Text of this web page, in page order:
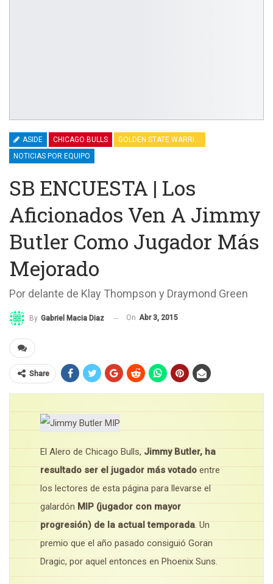
ASIDE CHICAGO BULLS
GOLDEN STATE WARRIORS
NOTICIAS POR EQUIPO
SB ENCUESTA | Los
Aficionados Ven A Jimmy
Butler Como Jugador Más
Mejorado
Por delante de Klay Thompson y Draymond Green
By Gabriel Macia Diaz On Abr 3, 2015
Share
El Alero de Chicago Bulls, Jimmy Butler, ha
resultado ser el jugador más votado entre
los lectores de esta página para llevarse el
galardón MIP (jugador con mayor
progresión) de la actual temporada. Un
premio que el año pasado consiguió Goran
Dragic, por aquel entonces en Phoenix Suns.